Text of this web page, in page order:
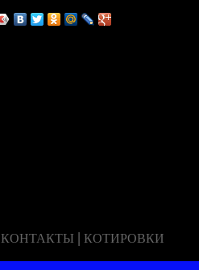
КОНТАКТЫ | КОТИРОВКИ